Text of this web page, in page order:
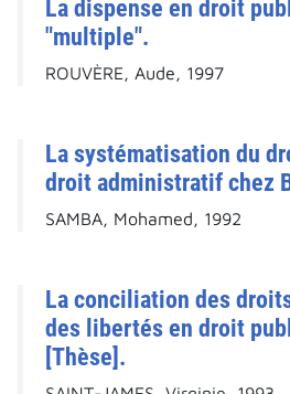
La dispense en droit
"multiple".
ROUVÈRE, Aude, 1997
La systématisation du
droit administratif chez
SAMBA, Mohamed, 1992
La conciliation des
des libertés en droit
[Thèse].